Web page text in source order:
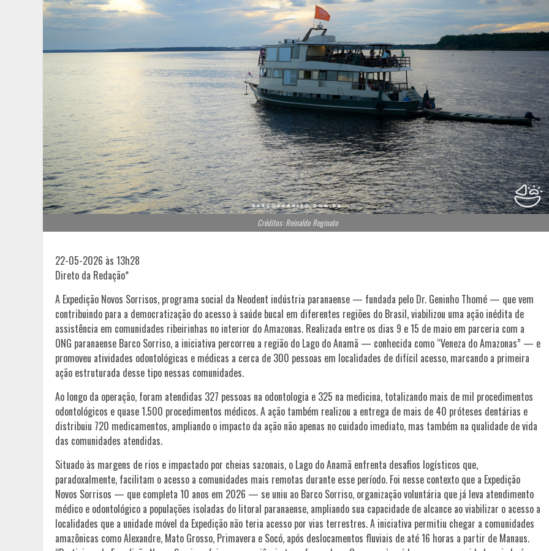
Créditos: Reinaldo Reginato
22-05-2026 às 13h28
Direto da Redação*
A Expedição Novos Sorrisos, programa social da Neodent indústria paranaense — fundada pelo Dr. Geninho Thomé — que vem
contribuindo para a democratização do acesso à saúde bucal em diferentes regiões do Brasil, viabilizou uma ação inédita de
assistência em comunidades ribeirinhas no interior do Amazonas. Realizada entre os dias 9 e 15 de maio em parceria com a
ONG paranaense Barco Sorriso, a iniciativa percorreu a região do Lago do Anamã — conhecida como “Veneza do Amazonas” — e
promoveu atividades odontológicas e médicas a cerca de 300 pessoas em localidades de difícil acesso, marcando a primeira
ação estruturada desse tipo nessas comunidades.
Ao longo da operação, foram atendidas 327 pessoas na odontologia e 325 na medicina, totalizando mais de mil procedimentos
odontológicos e quase 1.500 procedimentos médicos. A ação também realizou a entrega de mais de 40 próteses dentárias e
distribuiu 720 medicamentos, ampliando o impacto da ação não apenas no cuidado imediato, mas também na qualidade de vida
das comunidades atendidas.
Situado às margens de rios e impactado por cheias sazonais, o Lago do Anamã enfrenta desafios logísticos que,
paradoxalmente, facilitam o acesso a comunidades mais remotas durante esse período. Foi nesse contexto que a Expedição
Novos Sorrisos — que completa 10 anos em 2026 — se uniu ao Barco Sorriso, organização voluntária que já leva atendimento
médico e odontológico a populações isoladas do litoral paranaense, ampliando sua capacidade de alcance ao viabilizar o acesso a
localidades que a unidade móvel da Expedição não teria acesso por vias terrestres. A iniciativa permitiu chegar a comunidades
amazônicas como Alexandre, Mato Grosso, Primavera e Socó, após deslocamentos fluviais de até 16 horas a partir de Manaus.